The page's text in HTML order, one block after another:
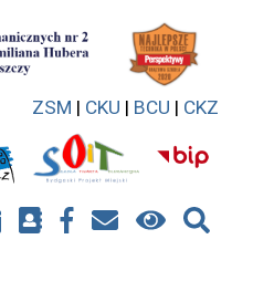
ZSM | CKU | BCU | CKZ